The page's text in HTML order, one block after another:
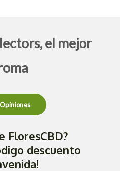
el mejor
FloresCBD?
descuento